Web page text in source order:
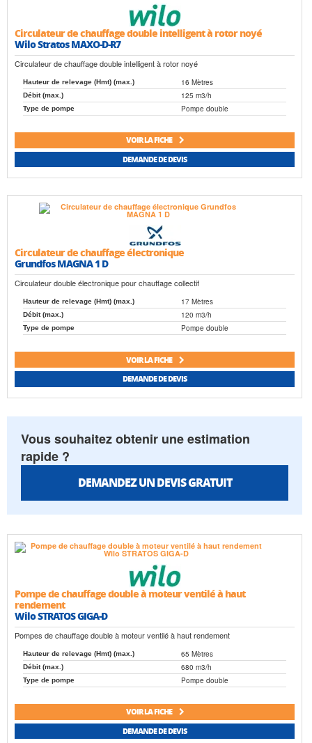
Circulateur de chauffage double intelligent à rotor noyé
Wilo Stratos MAXO-D-R7
Circulateur de chauffage double intelligent à rotor noyé
Hauteur de relevage (Hmt) (max.) 16 Mètres
Débit (max.) 125 m3/h
Type de pompe Pompe double
VOIR LA FICHE
DEMANDE DE DEVIS
Circulateur de chauffage électronique
Grundfos MAGNA 1 D
Circulateur double électronique pour chauffage collectif
Hauteur de relevage (Hmt) (max.) 17 Mètres
Débit (max.) 120 m3/h
Type de pompe Pompe double
VOIR LA FICHE
DEMANDE DE DEVIS
Vous souhaitez obtenir une estimation
rapide ?
DEMANDEZ UN DEVIS GRATUIT
Pompe de chauffage double à moteur ventilé à haut
rendement
Wilo STRATOS GIGA-D
Pompes de chauffage double à moteur ventilé à haut rendement
Hauteur de relevage (Hmt) (max.) 65 Mètres
Débit (max.) 680 m3/h
Type de pompe Pompe double
VOIR LA FICHE
DEMANDE DE DEVIS